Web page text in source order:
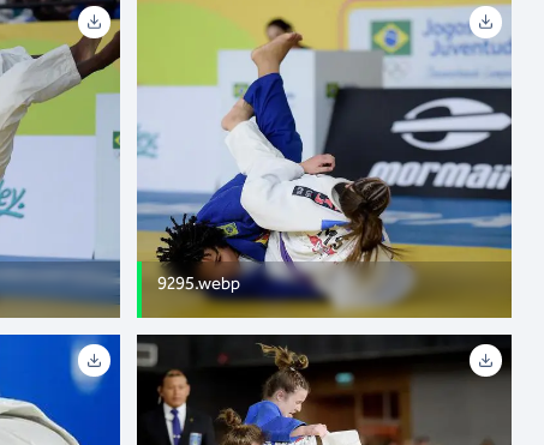
9295.webp